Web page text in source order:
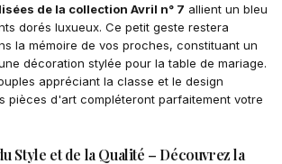
de la collection Avril n° 7 allient un bleu
dorés luxueux. Ce petit geste restera
la mémoire de vos proches, constituant un
décoration stylée pour la table de mariage.
appréciant la classe et le design
pièces d'art compléteront parfaitement votre
Style et de la Qualité – Découvrez la